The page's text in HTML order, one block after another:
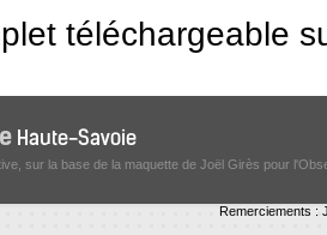
téléchargeable
sur la base de la maquette de Joël Girès pour
Remerciements :